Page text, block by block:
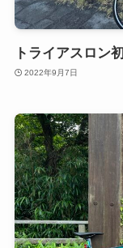
トライアスロン
2022年9月7日